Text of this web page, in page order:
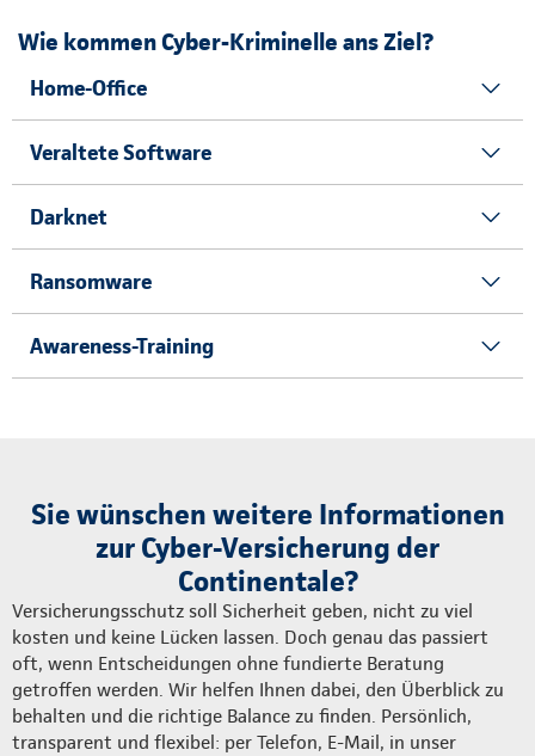
Wie kommen Cyber-Kriminelle ans Ziel?
Home-Office
Veraltete Software
Darknet
Ransomware
Awareness-Training
Sie wünschen weitere Informationen
zur Cyber-Versicherung der
Continentale?
Versicherungsschutz soll Sicherheit geben, nicht zu viel
kosten und keine Lücken lassen. Doch genau das passiert
oft, wenn Entscheidungen ohne fundierte Beratung
getroffen werden. Wir helfen Ihnen dabei, den Überblick zu
behalten und die richtige Balance zu finden. Persönlich,
transparent und flexibel: per Telefon, E-Mail, in unser